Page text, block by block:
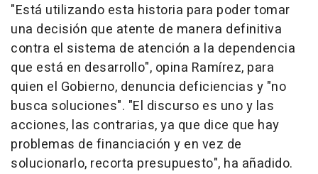
"Está utilizando esta historia para poder tomar
una decisión que atente de manera definitiva
contra el sistema de atención a la dependencia
que está en desarrollo", opina Ramírez, para
quien el Gobierno, denuncia deficiencias y "no
busca soluciones". "El discurso es uno y las
acciones, las contrarias, ya que dice que hay
problemas de financiación y en vez de
solucionarlo, recorta presupuesto", ha añadido.